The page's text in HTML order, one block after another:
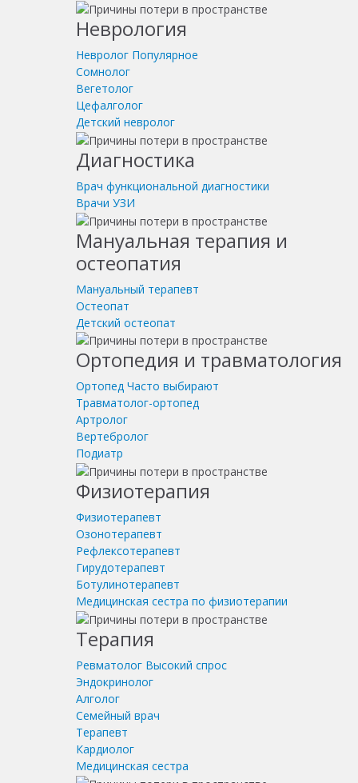
Неврология
Невролог Популярное
Сомнолог
Вегетолог
Цефалголог
Детский невролог
Диагностика
Врач функциональной диагностики
Врачи УЗИ
Мануальная терапия и
остеопатия
Мануальный терапевт
Остеопат
Детский остеопат
Ортопедия и травматология
Ортопед Часто выбирают
Травматолог-ортопед
Артролог
Вертебролог
Подиатр
Физиотерапия
Физиотерапевт
Озонотерапевт
Рефлексотерапевт
Гирудотерапевт
Ботулинотерапевт
Медицинская сестра по физиотерапии
Терапия
Ревматолог Высокий спрос
Эндокринолог
Алголог
Семейный врач
Терапевт
Кардиолог
Медицинская сестра